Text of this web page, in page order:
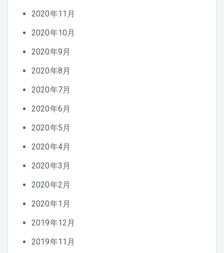
2020年11月
2020年10月
2020年9月
2020年8月
2020年7月
2020年6月
2020年5月
2020年4月
2020年3月
2020年2月
2020年1月
2019年12月
2019年11月